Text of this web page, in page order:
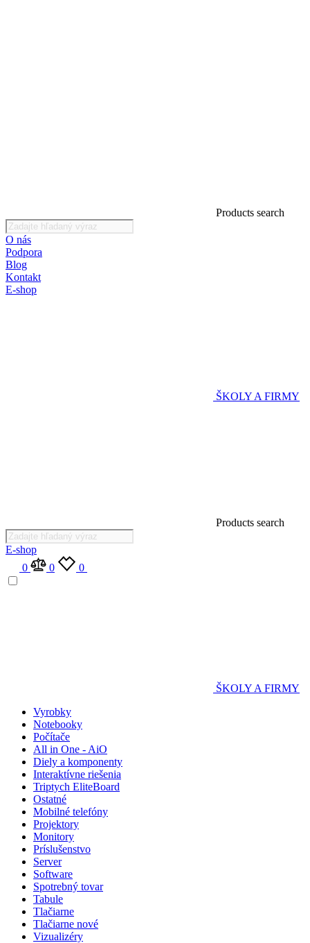
Products search
O nás
Podpora
Blog
Kontakt
E-shop
ŠKOLY A FIRMY
Products search
E-shop
0
0 0
ŠKOLY A FIRMY
Vyrobky
Notebooky
Počítače
All in One - AiO
Diely a komponenty
Interaktívne riešenia
Triptych EliteBoard
Ostatné
Mobilné telefóny
Projektory
Monitory
Príslušenstvo
Server
Software
Spotrebný tovar
Tabule
Tlačiarne
Tlačiarne nové
Vizualizéry